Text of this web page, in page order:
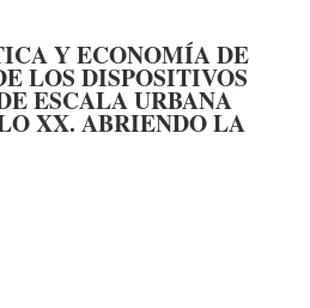
Y ECONOMÍA DE
LOS DISPOSITIVOS
ESCALA URBANA
XX. ABRIENDO LA